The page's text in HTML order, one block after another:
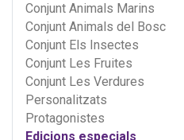
Conjunt Animals Marins
Conjunt Animals del Bosc
Conjunt Els Insectes
Conjunt Les Fruites
Conjunt Les Verdures
Personalitzats
Protagonistes
Edicions especials